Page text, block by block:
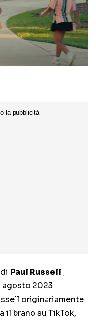
Paul Russell ,
agosto 2023
originariamente
il brano su TikTok,